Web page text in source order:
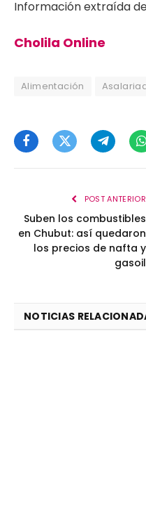
Información extraída
Cholila Online
Alimentación
FacebookTwitter
POST ANTERIOR
Suben los combustibles
en Chubut: así quedaron
los precios de nafta y
gasoil
NOTICIAS